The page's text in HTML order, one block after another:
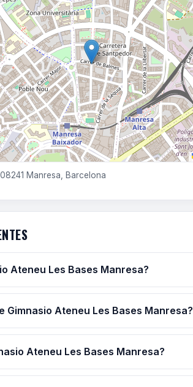
Manresa, Barcelona
Ateneu Les Bases Manresa?
Gimnasio Ateneu Les Bases Manresa?
Ateneu Les Bases Manresa?